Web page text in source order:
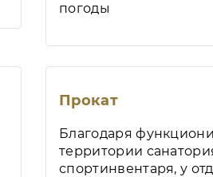
погоды
Прокат
Благодаря
территории
спортинвентаря, у